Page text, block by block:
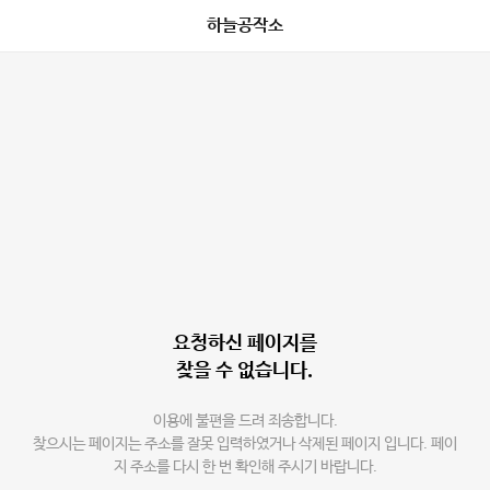
하늘공작소
요청하신 페이지를
찾을 수 없습니다.
이용에 불편을 드려 죄송합니다.
찾으시는 페이지는 주소를 잘못 입력하였거나 삭제된 페이지 입니다. 페이
지 주소를 다시 한 번 확인해 주시기 바랍니다.